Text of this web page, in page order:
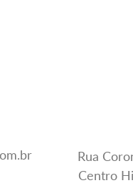
Rua
Centro